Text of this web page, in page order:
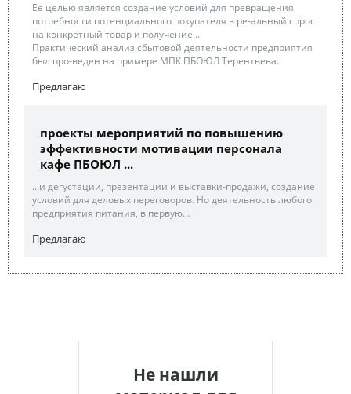
Ее целью является создание условий для превращения
потребности потенциального покупателя в ре-альный спрос
на конкретный товар и получение...
Практический анализ сбытовой деятельности предприятия
был про-веден на примере МПК ПБОЮЛ Терентьева.
Предлагаю
проекты мероприятий по повышению
эффективности мотивации персонала
кафе ПБОЮЛ ...
...и дегустации, презентации и выставки-продажи, создание
условий для деловых переговоров. Но деятельность любого
предприятия питания, в первую...
Предлагаю
Не нашли